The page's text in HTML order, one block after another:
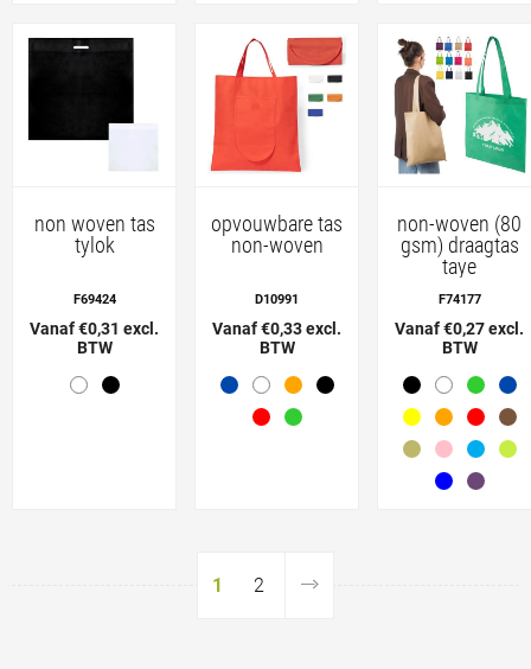
non woven tas
tylok
F69424
Vanaf €0,31 excl.
BTW
opvouwbare tas
non-woven
D10991
Vanaf €0,33 excl.
BTW
non-woven (80
gsm) draagtas
taye
F74177
Vanaf €0,27 excl.
BTW
1 2